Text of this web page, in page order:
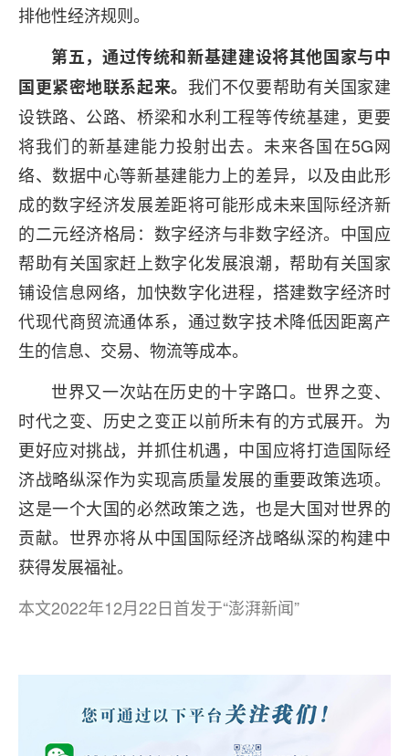
排他性经济规则。
第五，通过传统和新基建建设将其他国家与中
国更紧密地联系起来。 我们不仅要帮助有关国家建
设铁路、公路、桥梁和水利工程等传统基建，更要
将我们的新基建能力投射出去。未来各国在5G网
络、数据中心等新基建能力上的差异，以及由此形
成的数字经济发展差距将可能形成未来国际经济新
的二元经济格局：数字经济与非数字经济。中国应
帮助有关国家赶上数字化发展浪潮，帮助有关国家
铺设信息网络，加快数字化进程，搭建数字经济时
代现代商贸流通体系，通过数字技术降低因距离产
生的信息、交易、物流等成本。
世界又一次站在历史的十字路口。世界之变、
时代之变、历史之变正以前所未有的方式展开。为
更好应对挑战，并抓住机遇，中国应将打造国际经
济战略纵深作为实现高质量发展的重要政策选项。
这是一个大国的必然政策之选，也是大国对世界的
贡献。世界亦将从中国国际经济战略纵深的构建中
获得发展福祉。
本文2022年12月22日首发于“澎湃新闻”